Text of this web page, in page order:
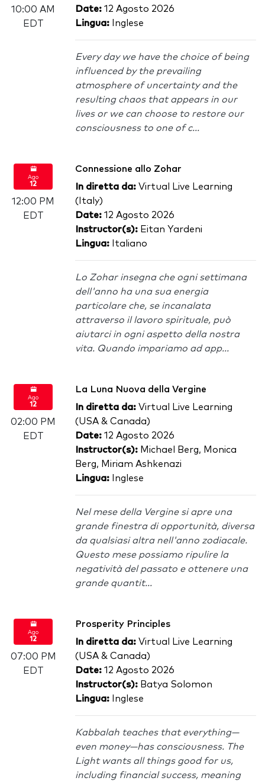
10:00 AM
EDT
Date: 12 Agosto 2026
Lingua: Inglese
Every day we have the choice of being
influenced by the prevailing
atmosphere of uncertainty and the
resulting chaos that appears in our
lives or we can choose to restore our
consciousness to one of c...
Ago
12
12:00 PM
EDT
Connessione allo Zohar
In diretta da: Virtual Live Learning
(Italy)
Date: 12 Agosto 2026
Instructor(s): Eitan Yardeni
Lingua: Italiano
Lo Zohar insegna che ogni settimana
dell'anno ha una sua energia
particolare che, se incanalata
attraverso il lavoro spirituale, può
aiutarci in ogni aspetto della nostra
vita. Quando impariamo ad app...
Ago
12
02:00 PM
EDT
La Luna Nuova della Vergine
In diretta da: Virtual Live Learning
(USA & Canada)
Date: 12 Agosto 2026
Instructor(s): Michael Berg, Monica
Berg, Miriam Ashkenazi
Lingua: Inglese
Nel mese della Vergine si apre una
grande finestra di opportunità, diversa
da qualsiasi altra nell'anno zodiacale.
Questo mese possiamo ripulire la
negatività del passato e ottenere una
grande quantit...
Ago
12
07:00 PM
EDT
Prosperity Principles
In diretta da: Virtual Live Learning
(USA & Canada)
Date: 12 Agosto 2026
Instructor(s): Batya Solomon
Lingua: Inglese
Kabbalah teaches that everything—
even money—has consciousness. The
Light wants all things good for us,
including financial success, meaning